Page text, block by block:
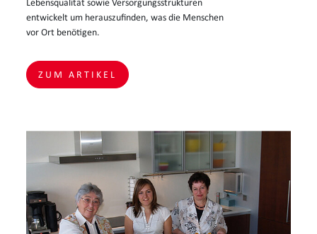
Lebensqualität sowie Versorgungsstrukturen
entwickelt um herauszufinden, was die Menschen
vor Ort benötigen.
ZUM ARTIKEL